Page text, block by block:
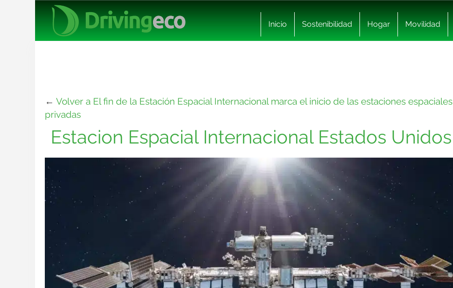
Inicio Sostenibilidad Hogar Movilidad
← Volver a El fin de la Estación Espacial Internacional marca el inicio de las estaciones espaciales
privadas
Estacion Espacial Internacional Estados Unidos